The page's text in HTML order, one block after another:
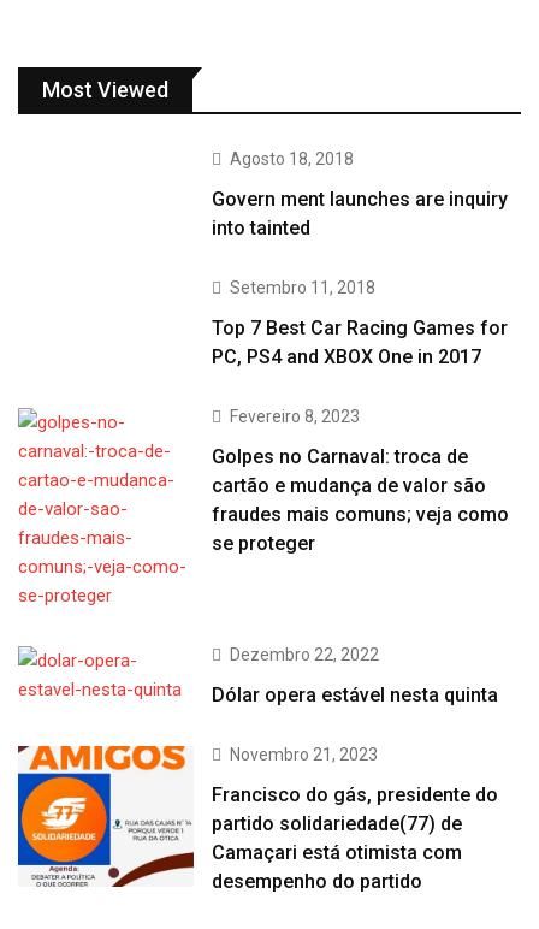
Most Viewed
Agosto 18, 2018
Govern ment launches are inquiry
into tainted
Setembro 11, 2018
Top 7 Best Car Racing Games for
PC, PS4 and XBOX One in 2017
Fevereiro 8, 2023
Golpes no Carnaval: troca de
cartão e mudança de valor são
fraudes mais comuns; veja como
se proteger
Dezembro 22, 2022
Dólar opera estável nesta quinta
Novembro 21, 2023
Francisco do gás, presidente do
partido solidariedade(77) de
Camaçari está otimista com
desempenho do partido